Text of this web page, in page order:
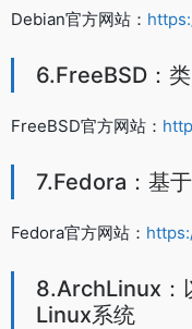
Debian官方网站：
6.FreeBSD：
FreeBSD官方网站：
7.Fedora：基
Fedora官方网站：
8.ArchLinux：
Linux系统